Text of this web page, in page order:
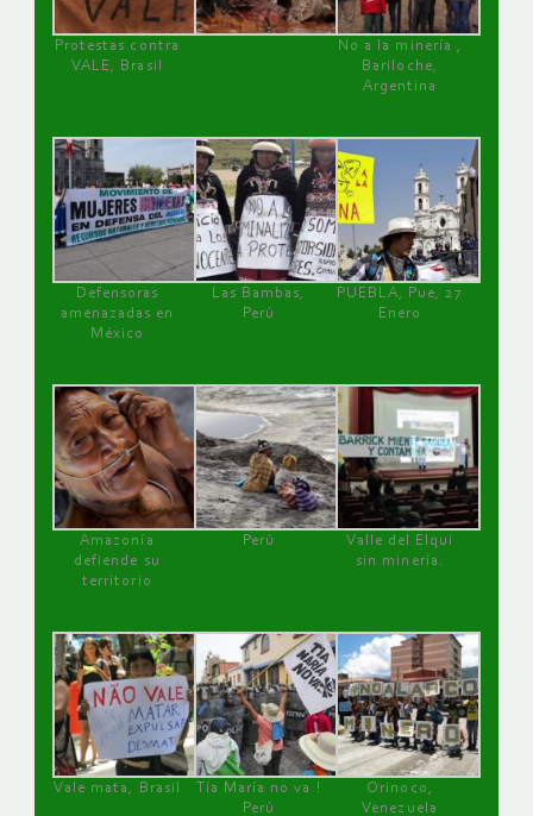
Protestas contra
VALE, Brasil
No a la minería ,
Bariloche,
Argentina
Defensoras
amenazadas en
México
Las Bambas,
Perú
PUEBLA, Pue, 27
Enero
Amazonía
defiende su
territorio
Perú
Valle del Elqui
sin minería.
Vale mata, Brasil
Tía María no va !
Perú
Orinoco,
Venezuela